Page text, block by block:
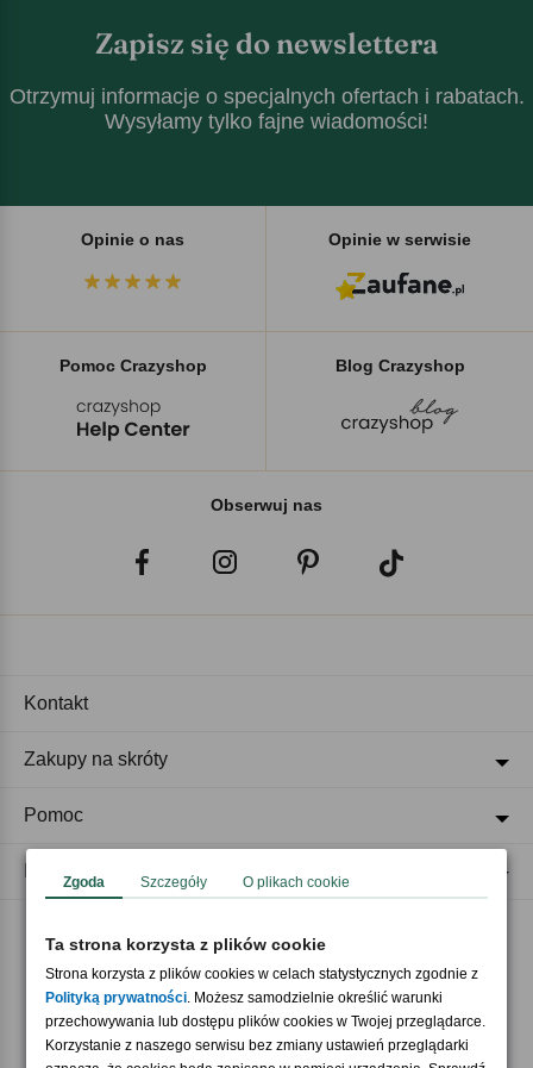
Zapisz się do newslettera
Otrzymuj informacje o specjalnych ofertach i rabatach.
Wysyłamy tylko fajne wiadomości!
Opinie o nas Opinie w serwisie
Pomoc Crazyshop Blog Crazyshop
Obserwuj nas
Akceptujemy płatności
Kontakt
Zakupy na skróty
Pomoc
Zgoda Szczegóły O plikach cookie
Ta strona korzysta z plików cookie
Strona korzysta z plików cookies w celach statystycznych zgodnie z
Polityką prywatności. Możesz samodzielnie określić warunki
przechowywania lub dostępu plików cookies w Twojej przeglądarce.
Korzystanie z naszego serwisu bez zmiany ustawień przeglądarki